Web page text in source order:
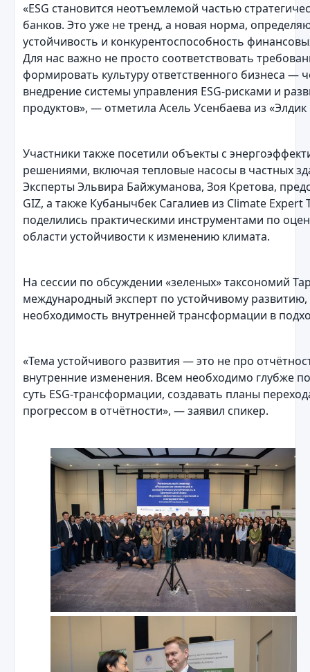
«ESG становится неотъемлемой частью
банков. Это уже не тренд, а новая норма,
устойчивость и конкурентоспособность
Для нас важно не просто соответствовать
формировать культуру ответственного бизнеса —
внедрение системы управления ESG-рисками и
продуктов», — отметила Асель Усенбаева из «Элдик
Участники также посетили объекты с
решениями, включая тепловые насосы в частных
Эксперты Эльвира Байжуманова, Зоя Кретова,
GIZ, а также Кубанычбек Сагалиев из Climate Expert
поделились практическими инструментами по
области устойчивости к изменению климата.
На сессии по обсуждении «зеленых» таксономий
международный эксперт по устойчивому
необходимость внутренней трансформации в
«Тема устойчивого развития — это не про
внутренние изменения. Всем необходимо глубже
суть ESG-трансформации, создавать планы
прогрессом в отчётности», — заявил спикер.